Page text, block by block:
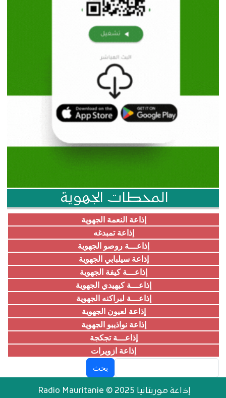
المحطات الجهوية
إذاعة النعمة الجهوية
إذاعة تمبدغه
إذاعـــة روصو الجهوية
إذاعة سيلبابي الجهوية
إذاعـــة كيفة الجهوية
إذاعـــة كيهيدي الجهوية
إذاعـــة لبراكنه الجهوية
إذاعة لعيون الجهوية
إذاعة نواذيبو الجهوية
إذاعـــة تجكجة
إذاعة ازويرات
إذاعة موريتانيا Radio Mauritanie © 2025